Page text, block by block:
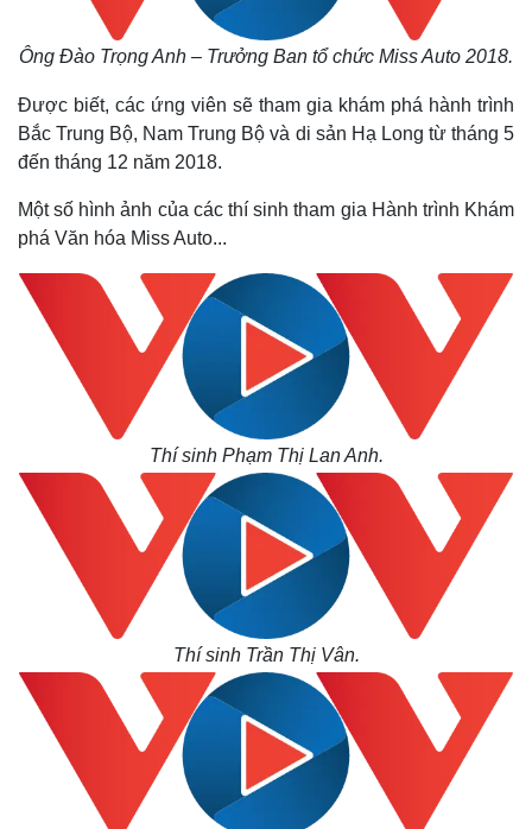
Thế giới
Quan sát
Cuộc sống đó đây
Multimedia
Video
Ảnh
E-Magazine
Infographic
Ông Đào Trọng Anh – Trưởng Ban tổ chức Miss Auto 2018.
Được biết, các ứng viên sẽ tham gia khám phá hành trình
Bắc Trung Bộ, Nam Trung Bộ và di sản Hạ Long từ tháng 5
đến tháng 12 năm 2018.
Một số hình ảnh của các thí sinh tham gia Hành trình Khám
phá Văn hóa Miss Auto...
Thí sinh Phạm Thị Lan Anh.
Thí sinh Trần Thị Vân.